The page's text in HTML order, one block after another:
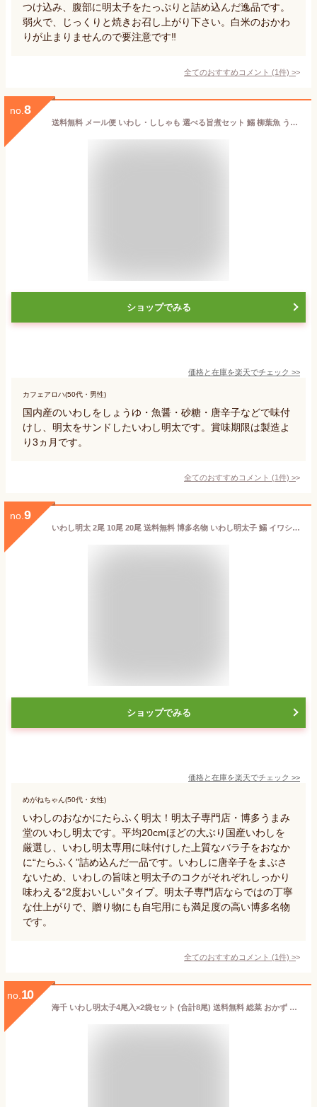
つけ込み、腹部に明太子をたっぷりと詰め込んだ逸品です。
弱火で、じっくりと焼きお召し上がり下さい。白米のおかわ
りが止まりませんので要注意です‼️
全てのおすすめコメント (1件) >
no. 8
送料無料 メール便 いわし・ししゃも 選べる旨煮セット 鰯 柳葉魚 うま煮 明太 子持ち ご飯の供
ショップでみる
価格と在庫を楽天でチェック >>
カフェアロハ(50代・男性)
国内産のいわしをしょうゆ・魚醤・砂糖・唐辛子などで味付
けし、明太をサンドしたいわし明太です。賞味期限は製造よ
り3ヵ月です。
全てのおすすめコメント (1件) >
no. 9
いわし明太 2尾 10尾 20尾 送料無料 博多名物 いわし明太子 鰯 イワシ いわしめんたい 明太子 福岡 土産 鰯明太 冷凍食品 贈り物 惣菜 お取り寄せグルメ ギフト プレゼント 海鮮 高級 食品 [冷凍]
ショップでみる
価格と在庫を楽天でチェック >>
めがねちゃん(50代・女性)
いわしのおなかにたらふく明太！明太子専門店・博多うまみ
堂のいわし明太です。平均20cmほどの大ぶり国産いわしを
厳選し、いわし明太専用に味付けした上質なバラ子をおなか
に“たらふく”詰め込んだ一品です。いわしに唐辛子をまぶさ
ないため、いわしの旨味と明太子のコクがそれぞれしっかり
味わえる“2度おいしい”タイプ。明太子専門店ならではの丁寧
な仕上がりで、贈り物にも自宅用にも満足度の高い博多名物
です。
全てのおすすめコメント (1件) >
no. 10
海千 いわし明太子4尾入×2袋セット (合計8尾) 送料無料 総菜 おかず いわし明太 いわし 焼き魚 国産いわし おつまみ ビールによく合う 日本酒にあう お取り寄せグルメ 4尾入り×2袋 合計8尾 (北海道・沖縄別途送料)